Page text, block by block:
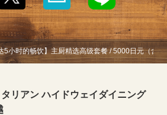
5小时的畅饮】主厨精选高级套餐 / 5000日元（含税
リアン ハイドウェイダイニング